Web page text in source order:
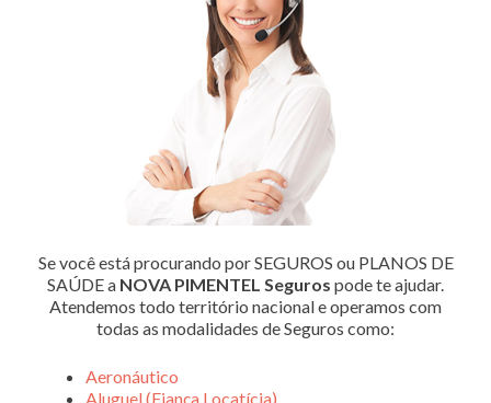
Se você está procurando por SEGUROS ou PLANOS DE
SAÚDE a NOVA PIMENTEL Seguros pode te ajudar.
Atendemos todo território nacional e operamos com
todas as modalidades de Seguros como:
Aeronáutico
Aluguel (Fiança Locatícia)